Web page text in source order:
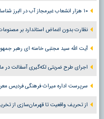
۱۰ هزار انشعاب غیرمجاز آب در البرز شناسایی شد
نظارت بدون اغماض استاندارد بر مصنوعات
آیت الله سید مجتبی خامنه ای رهبر
اجرای طرح ضربتی لکه‌گیری آسفالت در
سرپرست اداره میراث فرهنگی فردیس
از تحریف واقعیت تا قهرمان‌سازی از